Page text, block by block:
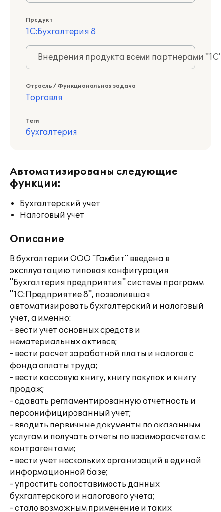
Продукт
1С:Бухгалтерия 8
Внедрения продукта всеми партнерами
Отрасль / Функциональная задача
Торговля
Теги
бухгалтерия
Автоматизированы следующие
функции:
Бухгалтерский учет
Налоговый учет
Описание
В бухгалтерии ООО "Гамбит" введена в
эксплуатацию типовая конфигурация
"Бухгалтерия предприятия" системы программ
"1С:Предприятие 8", позволившая
автоматизировать бухгалтерский и налоговый
учет, а именно:
- вести учет основных средств и
нематериальных активов;
- вести расчет заработной платы и налогов с
фонда оплаты труда;
- вести кассовую книгу, книгу покупок и книгу
продаж;
- сдавать регламентированную отчетность и
персонифицированный учет;
- вводить первичные документы по оказанным
услугам и получать отчеты по взаиморасчетам с
контрагентами;
- вести учет нескольких организаций в единой
информационной базе;
- упростить сопоставимость данных
бухгалтерского и налогового учета;
- стало возможным применение и таких